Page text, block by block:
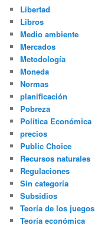
Libertad
Libros
Medio ambiente
Mercados
Metodología
Moneda
Normas
planificación
Pobreza
Política Económica
precios
Public Choice
Recursos naturales
Regulaciones
Sin categoría
Subsidios
Teoría de los juegos
Teoría económica